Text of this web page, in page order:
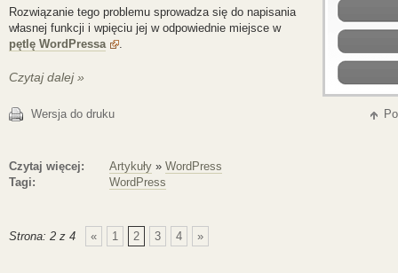
Rozwiązanie tego problemu sprowadza się do napisania
własnej funkcji i wpięciu jej w odpowiednie miejsce w
pętlę WordPressa
.
Czytaj dalej »
Wersja do druku
Czytaj więcej: Artykuły» WordPress
Tagi:
WordPress
Strona: 2 z 4 « 1 2 3 4 »